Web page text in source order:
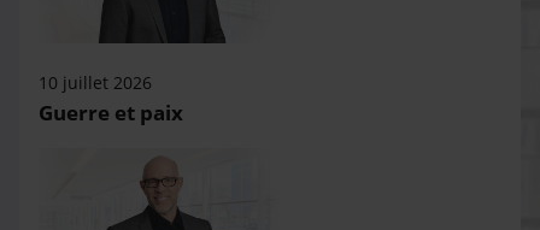
10 juillet 2026
Guerre et paix